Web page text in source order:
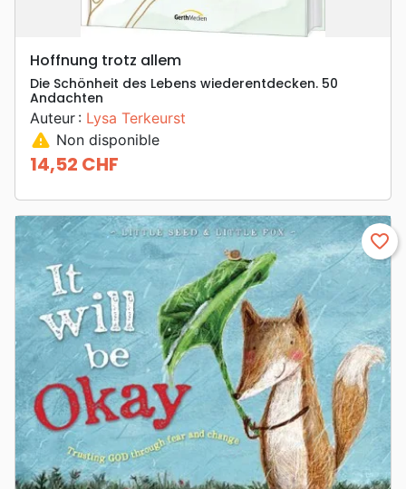
Hoffnung trotz allem
Die Schönheit des Lebens wiederentdecken. 50
Andachten
Auteur : Lysa Terkeurst
warning Non disponible
Prix
14,52 CHF
favorite_border